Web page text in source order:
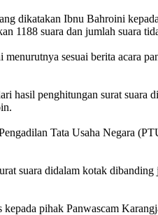
dikatakan Ibnu Bahroini
1188 suara dan jumlah suara
sesuai berita acara
hasil penghitungan surat suara
Tata Usaha Negara
suara didalam kotak
pihak Panwascam